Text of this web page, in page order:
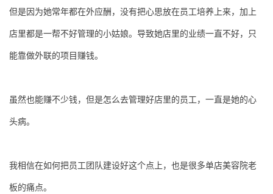
但是因为她常年都在外应酬，没有把心思放在员工培养上来，加上
店里都是一帮不好管理的小姑娘。导致她店里的业绩一直不好，只
能靠做外联的项目赚钱。
虽然也能赚不少钱，但是怎么去管理好店里的员工，一直是她的心
头病。
我相信在如何把员工团队建设好这个点上，也是很多单店美容院老
板的痛点。